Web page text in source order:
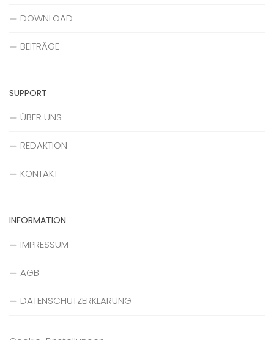
DOWNLOAD
BEITRÄGE
SUPPORT
ÜBER UNS
REDAKTION
KONTAKT
INFORMATION
IMPRESSUM
AGB
DATENSCHUTZERKLÄRUNG